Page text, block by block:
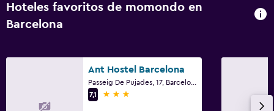
Lavandería
Servicios de lavandería/tintorería
Fax/fotocopiadora
Escritorio
Hoteles favoritos de momondo en
Barcelona
Ant Hostel Barcelona
7,1
3 estrellas